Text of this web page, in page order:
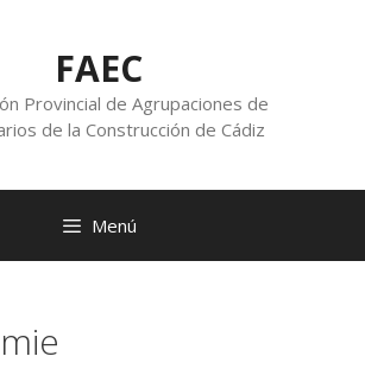
FAEC
Provincial de Agrupaciones de
de la Construcción de Cádiz
Menú